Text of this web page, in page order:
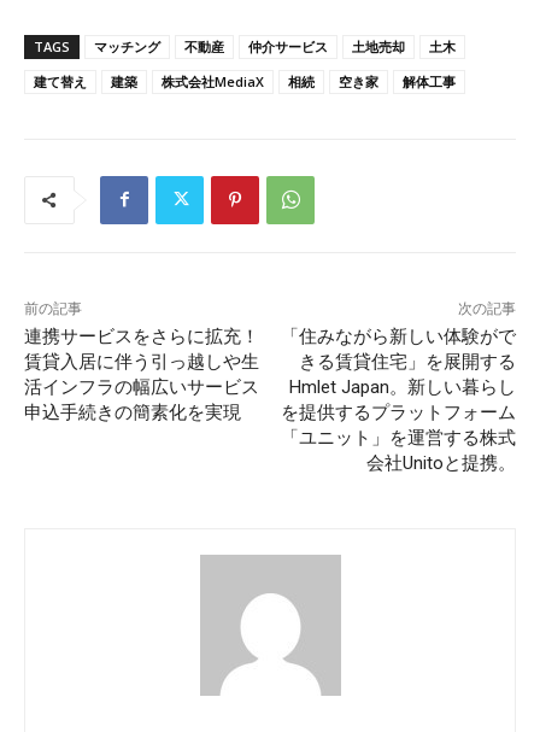
TAGS マッチング 不動産 仲介サービス 土地売却
土木
建て替え
建築 株式会社MediaX 相続 空き家 解体工事
前の記事
連携サービスをさらに拡充！
賃貸入居に伴う引っ越しや生
活インフラの幅広いサービス
申込手続きの簡素化を実現
次の記事
「住みながら新しい体験がで
きる賃貸住宅」を展開する
Hmlet Japan。新しい暮らし
を提供するプラットフォーム
「ユニット」を運営する株式
会社Unitoと提携。